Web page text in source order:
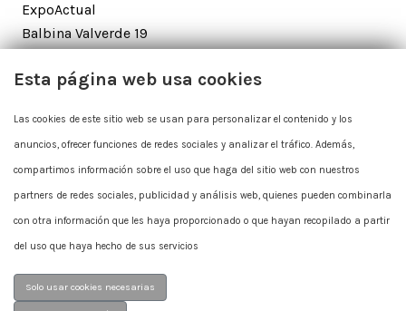
ExpoActual
Balbina Valverde 19
expoactual@expoactual.com
Esta página web usa cookies
Las cookies de este sitio web se usan para personalizar el contenido y los
anuncios, ofrecer funciones de redes sociales y analizar el tráfico. Además,
compartimos información sobre el uso que haga del sitio web con nuestros
partners de redes sociales, publicidad y análisis web, quienes pueden combinarla
con otra información que les haya proporcionado o que hayan recopilado a partir
del uso que haya hecho de sus servicios
Solo usar cookies necesarias